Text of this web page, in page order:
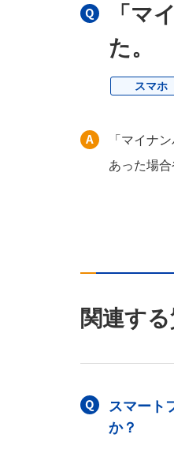
「マ
た。
スマホ
「マイナ
あった場
関連す
スマート
か？